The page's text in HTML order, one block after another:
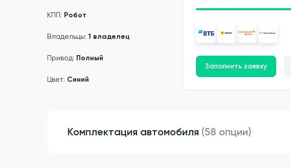
КПП: Робот
Владельцы:1 владелец
Привод: Полный
Цвет: Синий
Заполнить заявку
Комплектация автомобиля (58 опции)